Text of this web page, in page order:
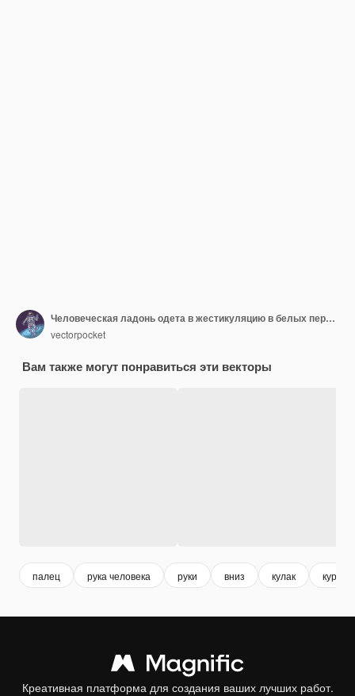
Человеческая ладонь одета в жестикуляцию в белых перчатках
vectorpocket
Вам также могут понравиться эти векторы
палец рука человека руки вниз кулак курсор
Креативная платформа для создания ваших лучших работ.